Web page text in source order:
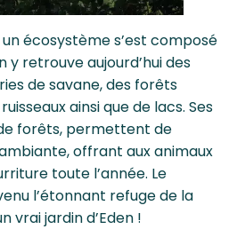
écosystème s’est composé
y retrouve aujourd’hui des
de savane, des forêts
ainsi que de lacs. Ses
forêts, permettent de
offrant aux animaux
toute l’année. Le
l’étonnant refuge de la
vrai jardin d’Eden !